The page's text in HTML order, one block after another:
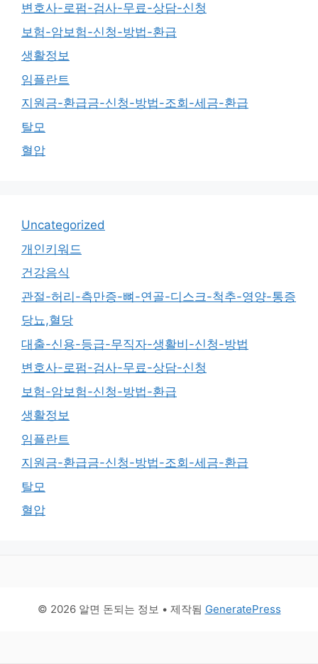
변호사-로펌-검사-무료-상담-신청
보험-암보험-신청-방법-환급
생활정보
임플란트
지원금-환급금-신청-방법-조회-세금-환급
탈모
혈압
Uncategorized
개인키워드
건강음식
관절-허리-측만증-뼈-연골-디스크-척추-영양-통증
당뇨,혈당
대출-신용-등급-무직자-생활비-신청-방법
변호사-로펌-검사-무료-상담-신청
보험-암보험-신청-방법-환급
생활정보
임플란트
지원금-환급금-신청-방법-조회-세금-환급
탈모
혈압
© 2026 알면 돈되는 정보 • 제작됨 GeneratePress